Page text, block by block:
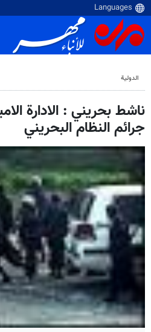
الدولية
ناشط بحريني : الادارة
جرائم النظام البحريني